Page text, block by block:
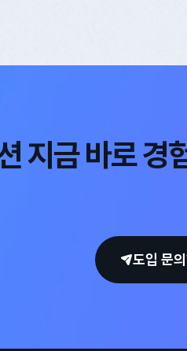
지금 바로 경
도입 문의